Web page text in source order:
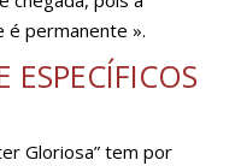
é permanente ».
ESPECÍFICOS
Gloriosa” tem por